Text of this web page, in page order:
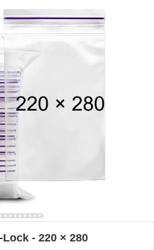
- 220 × 280